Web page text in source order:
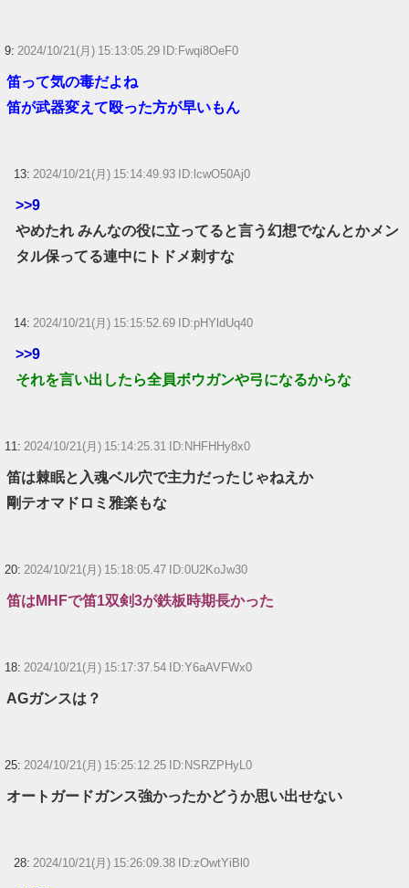
Powered by livedoor 相互RSS
9: 2024/10/21(月) 15:13:05.29 ID:Fwqi8OeF0
笛って気の毒だよね
笛が武器変えて殴った方が早いもん
13: 2024/10/21(月) 15:14:49.93 ID:lcwO50Aj0
>>9
やめたれ みんなの役に立ってると言う幻想でなんとかメン
タル保ってる連中にトドメ刺すな
14: 2024/10/21(月) 15:15:52.69 ID:pHYldUq40
>>9
それを言い出したら全員ボウガンや弓になるからな
11: 2024/10/21(月) 15:14:25.31 ID:NHFHHy8x0
笛は棘眠と入魂ベル穴で主力だったじゃねえか
剛テオマドロミ雅楽もな
20: 2024/10/21(月) 15:18:05.47 ID:0U2KoJw30
笛はMHFで笛1双剣3が鉄板時期長かった
18: 2024/10/21(月) 15:17:37.54 ID:Y6aAVFWx0
AGガンスは？
25: 2024/10/21(月) 15:25:12.25 ID:NSRZPHyL0
オートガードガンス強かったかどうか思い出せない
28: 2024/10/21(月) 15:26:09.38 ID:zOwtYiBl0